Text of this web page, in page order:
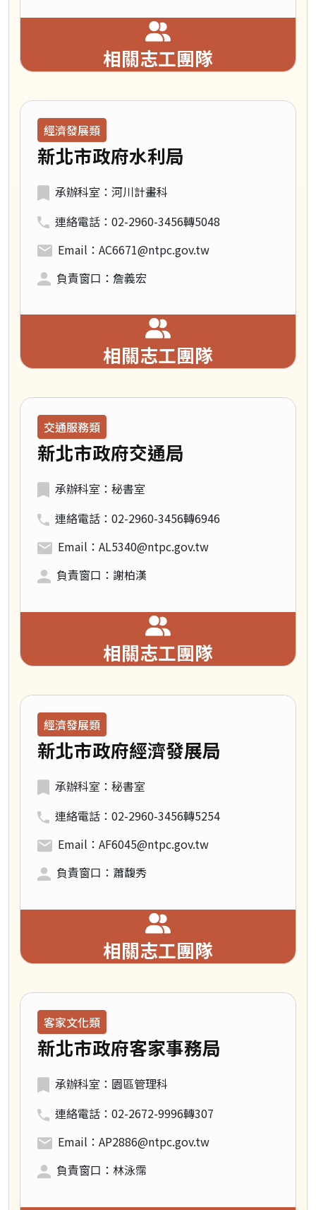
相關志工團隊
領域類別：
經濟發展類
新北市政府水利局
承辦科室：河川計畫科
連絡電話：02-2960-3456轉5048
Email：AC6671@ntpc.gov.tw
負責窗口：詹義宏
相關志工團隊
領域類別：
交通服務類
新北市政府交通局
承辦科室：秘書室
連絡電話：02-2960-3456轉6946
Email：AL5340@ntpc.gov.tw
負責窗口：謝柏漢
相關志工團隊
領域類別：
經濟發展類
新北市政府經濟發展局
承辦科室：秘書室
連絡電話：02-2960-3456轉5254
Email：AF6045@ntpc.gov.tw
負責窗口：蕭馥秀
相關志工團隊
領域類別：
客家文化類
新北市政府客家事務局
承辦科室：園區管理科
連絡電話：02-2672-9996轉307
Email：AP2886@ntpc.gov.tw
負責窗口：林泳霈